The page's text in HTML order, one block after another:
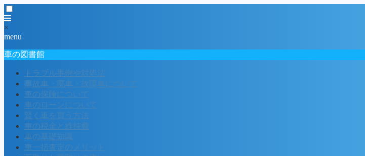
×
menu
車の図書館
トラブル事例や対処法
事故車・廃車・故障車について
車の保険について
車のローンについて
賢く車を買う方法
車の税金と維持費
車の基礎知識
車一括査定のメリット